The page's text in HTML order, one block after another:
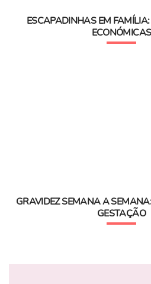
ESCAPADINHAS EM
ECONÓMICAS
GRAVIDEZ SEMANA A
GESTAÇÃO